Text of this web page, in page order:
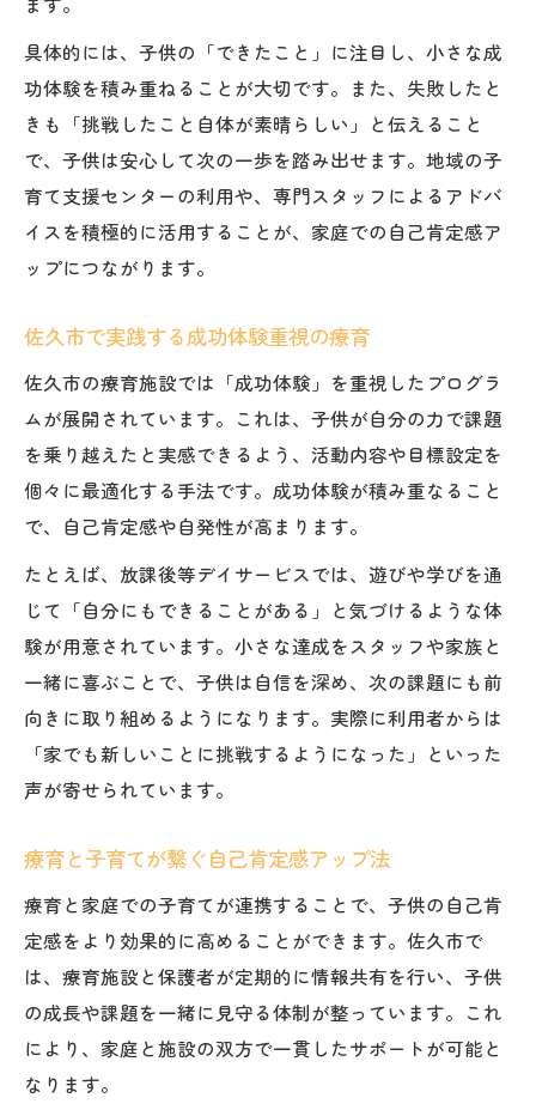
具体的には、子供の「できたこと」に注目し、小さな成
功体験を積み重ねることが大切です。また、失敗したと
きも「挑戦したこと自体が素晴らしい」と伝えること
で、子供は安心して次の一歩を踏み出せます。地域の子
育て支援センターの利用や、専門スタッフによるアドバ
イスを積極的に活用することが、家庭での自己肯定感ア
ップにつながります。
佐久市で実践する成功体験重視の療育
佐久市の療育施設では「成功体験」を重視したプログラ
ムが展開されています。これは、子供が自分の力で課題
を乗り越えたと実感できるよう、活動内容や目標設定を
個々に最適化する手法です。成功体験が積み重なること
で、自己肯定感や自発性が高まります。
たとえば、放課後等デイサービスでは、遊びや学びを通
じて「自分にもできることがある」と気づけるような体
験が用意されています。小さな達成をスタッフや家族と
一緒に喜ぶことで、子供は自信を深め、次の課題にも前
向きに取り組めるようになります。実際に利用者からは
「家でも新しいことに挑戦するようになった」といった
声が寄せられています。
療育と子育てが繋ぐ自己肯定感アップ法
療育と家庭での子育てが連携することで、子供の自己肯
定感をより効果的に高めることができます。佐久市で
は、療育施設と保護者が定期的に情報共有を行い、子供
の成長や課題を一緒に見守る体制が整っています。これ
により、家庭と施設の双方で一貫したサポートが可能と
なります。